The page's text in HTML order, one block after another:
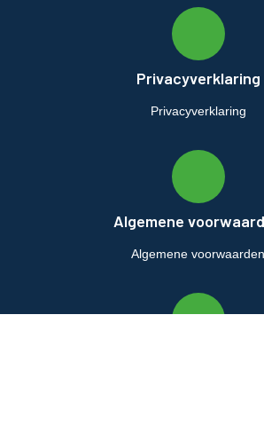
Privacyverklaring
Privacyverklaring
Algemene
Algemene voorwaarden